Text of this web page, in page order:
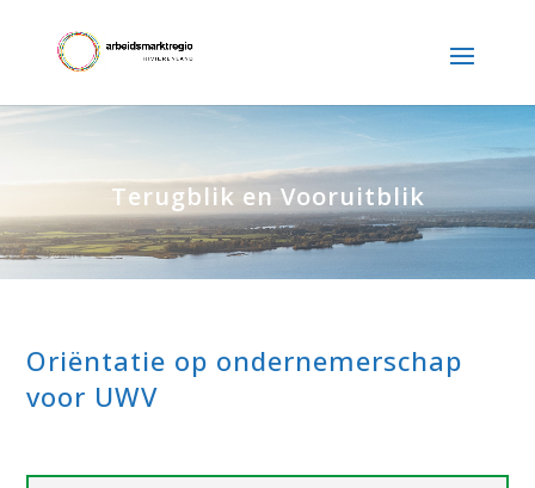
Terugblik en Vooruitblik
Oriëntatie op ondernemerschap
voor UWV